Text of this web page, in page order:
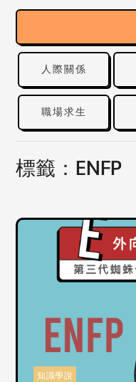
人際關係
職場求生
標籤：ENFP
知識學說